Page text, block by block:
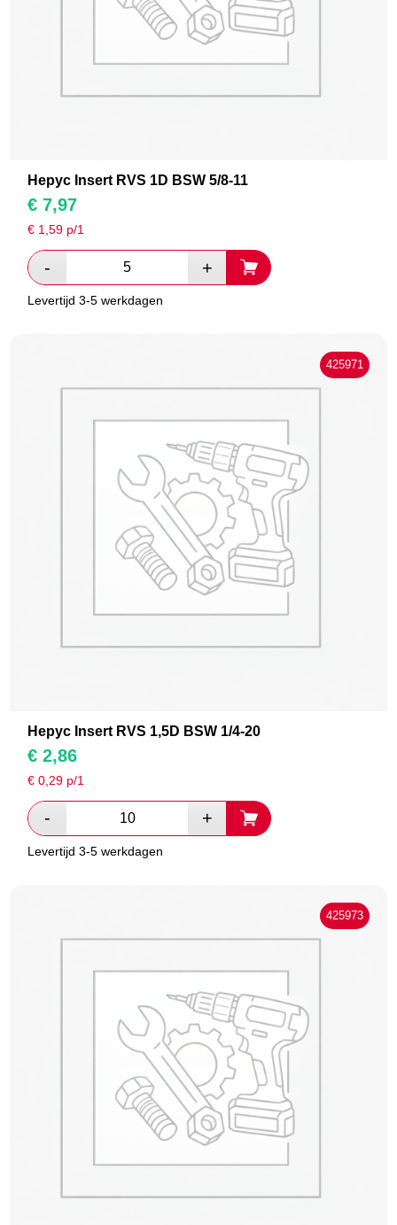
Hepyc Insert RVS 1D BSW 5/8-11
€ 7,97
€ 1,59 p/1
Levertijd 3-5 werkdagen
425971
Hepyc Insert RVS 1,5D BSW 1/4-20
€ 2,86
€0,29 p/1
Levertijd 3-5 werkdagen
425973